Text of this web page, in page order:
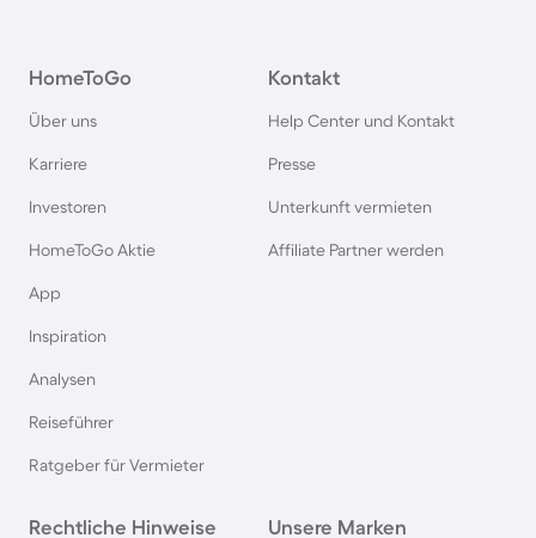
Ferienparks auf Usedom
Ferienparks auf Texel
Ferienparks in Schweden
Ferienparks in Holland
Seenplatte
HomeToGo
Über uns
Karriere
Investoren
HomeToGo Aktie
App
Inspiration
Analysen
Reiseführer
Ratgeber für Vermieter
Kontakt
Help Center und Kontakt
Presse
Unterkunft vermieten
Affiliate Partner werden
Rechtliche Hinweise Unsere Marken